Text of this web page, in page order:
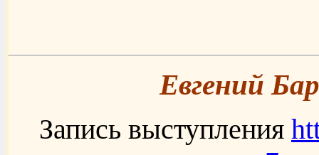
Евгений
Запись выступления